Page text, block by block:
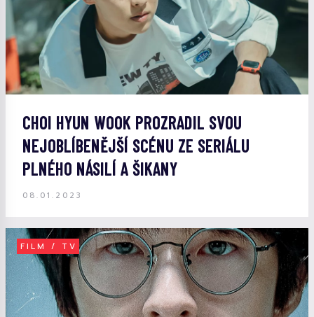
CHOI HYUN WOOK PROZRADIL SVOU
NEJOBLÍBENĚJŠÍ SCÉNU ZE SERIÁLU
PLNÉHO NÁSILÍ A ŠIKANY
08.01.2023
FILM / TV